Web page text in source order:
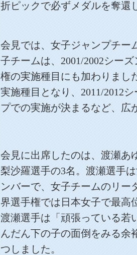
折ピックで必ずメダルを奪還
会見では、女子ジャンプチー
子チームは、 2001/2002シー
権の実施種目にも加わりまし
実施種目となり、 2011/2012シ
プでの実施が決まるなど、広
会見に出席したのは、渡瀬あ
梨沙羅選手の3名。渡瀬選手
ンバーで、女子チームのリー
界選手権では日本女子で最高
渡瀬選手は「頑張っている若
んだん下の子の面倒をみる余
つしました。